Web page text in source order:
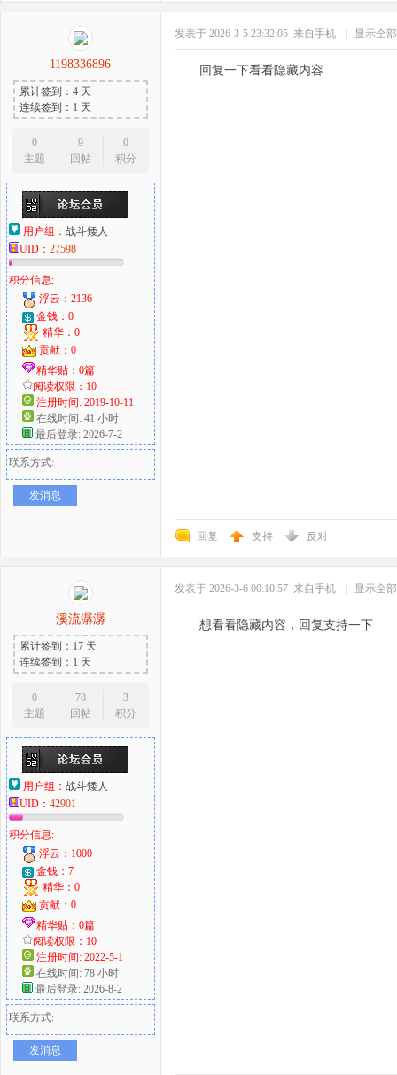
1198336896
累计签到：4 天
连续签到：1 天
0
主题
9
回帖
0
积分
用户组： 战斗矮人
UID： 27598
积分信息:
浮云：2136
金钱：0
精华：0
贡献：0
精华贴：0篇
阅读权限：10
注册时间: 2019-10-11
在线时间: 41 小时
最后登录: 2026-7-2
联系方式:
发消息
发表于 2026-3-5 23:32:05 来自手机 显示全
回复一下看看隐藏内容
回复 支持 反对
溪流潺潺
累计签到：17 天
连续签到：1 天
0
主题
78
回帖
3
积分
用户组： 战斗矮人
UID： 42901
积分信息:
浮云：1000
金钱：7
精华：0
贡献：0
精华贴：0篇
阅读权限：10
注册时间: 2022-5-1
在线时间: 78 小时
最后登录: 2026-8-2
联系方式:
发消息
发表于 2026-3-6 00:10:57 来自手机 显示全
想看看隐藏内容，回复支持一下